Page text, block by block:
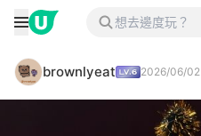
brownlyeat 2026/06/02